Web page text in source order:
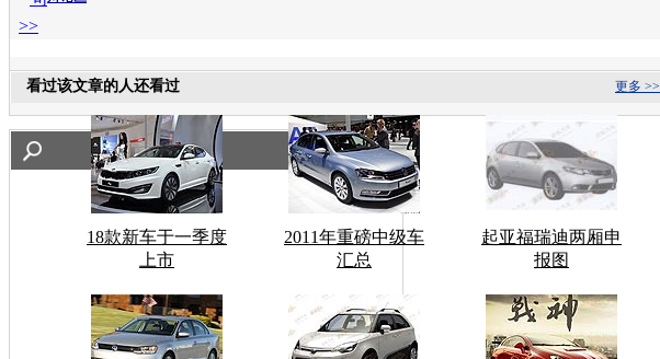
>>
更多 >>
看过该文章的人还看过
18款新车于一季度
上市
2011年重磅中级车
汇总
起亚福瑞迪两厢申
报图